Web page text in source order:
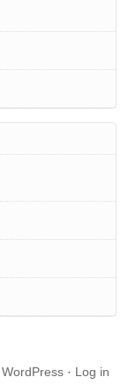
WordPress· Log in